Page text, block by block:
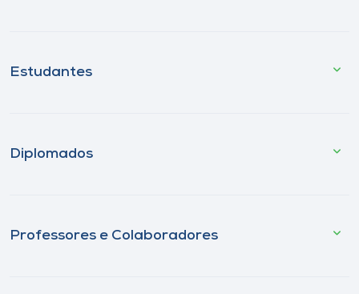
Estudantes
Diplomados
Professores e Colaboradores